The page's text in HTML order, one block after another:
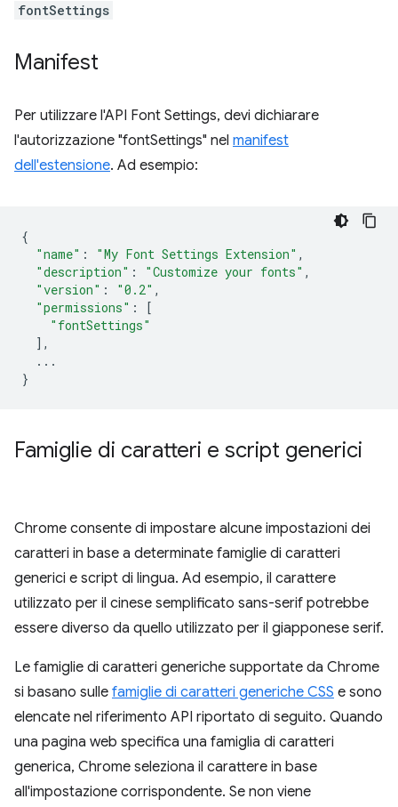
fontSettings
Manifest
Per utilizzare l'API Font Settings, devi dichiarare
l'autorizzazione "fontSettings" nel manifest
dell'estensione. Ad esempio:
{
"name" : "My Font Settings Extension" ,
"description" : "Customize your fonts" ,
"version" : "0.2" ,
"permissions" :
[
"fontSettings"
],
...
}
Famiglie di caratteri e script generici
Chrome consente di impostare alcune impostazioni dei
caratteri in base a determinate famiglie di caratteri
generici e script di lingua. Ad esempio, il carattere
utilizzato per il cinese semplificato sans-serif potrebbe
essere diverso da quello utilizzato per il giapponese serif.
Le famiglie di caratteri generiche supportate da Chrome
si basano sulle famiglie di caratteri generiche CSS e sono
elencate nel riferimento API riportato di seguito. Quando
una pagina web specifica una famiglia di caratteri
generica, Chrome seleziona il carattere in base
all'impostazione corrispondente. Se non viene